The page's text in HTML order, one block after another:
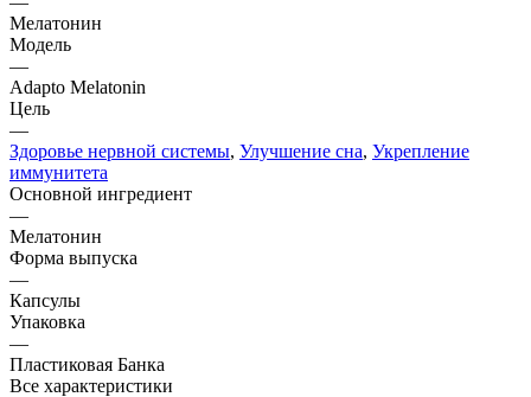
Мелатонин
Модель
—
Adapto Melatonin
Цель
—
Здоровье нервной системы, Улучшение сна, Укрепление
иммунитета
Основной ингредиент
—
Мелатонин
Форма выпуска
—
Капсулы
Упаковка
—
Пластиковая Банка
Все характеристики